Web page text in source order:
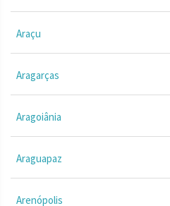
Araçu
Aragarças
Aragoiânia
Araguapaz
Arenópolis